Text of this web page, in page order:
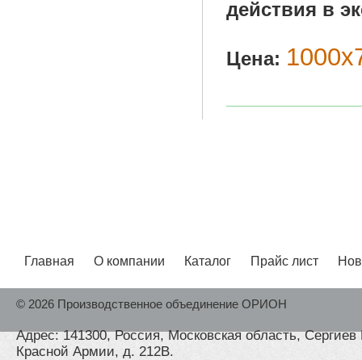
действия в
Цена:
Главная О компании Каталог Прайс лист
© 2026 Производственное объединение ОРИОН
Адрес: 141300, Россия, Московская область,
Красной Армии, д. 212В.